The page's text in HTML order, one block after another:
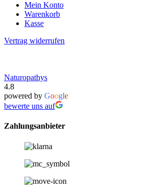
Mein Konto
Warenkorb
Kasse
Vertrag widerrufen
Naturopathys
4.8
powered by Google
bewerte uns auf
Zahlungsanbieter